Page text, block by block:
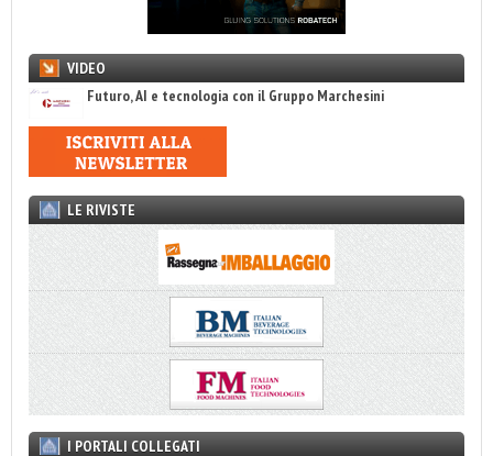
VIDEO
Futuro, AI e tecnologia con il Gruppo Marchesini
LE RIVISTE
I PORTALI COLLEGATI